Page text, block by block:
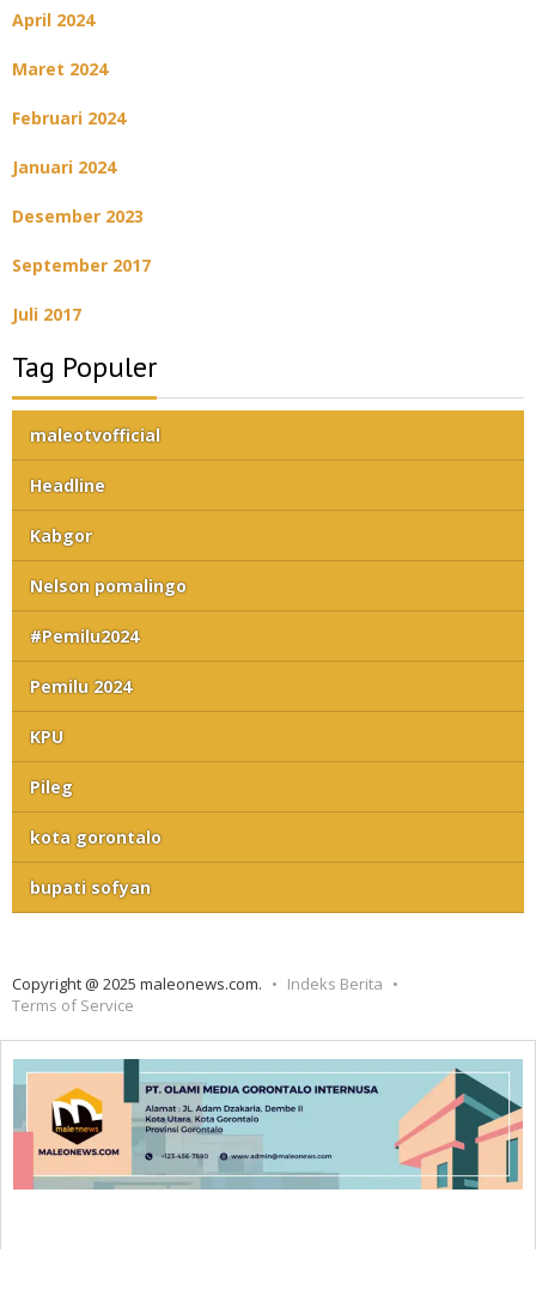
April 2024
Maret 2024
Februari 2024
Januari 2024
Desember 2023
September 2017
Juli 2017
Tag Populer
maleotvofficial
Headline
Kabgor
Nelson pomalingo
#Pemilu2024
Pemilu 2024
KPU
Pileg
kota gorontalo
bupati sofyan
Copyright @ 2025 maleonews.com.
Indeks Berita
Terms of Service